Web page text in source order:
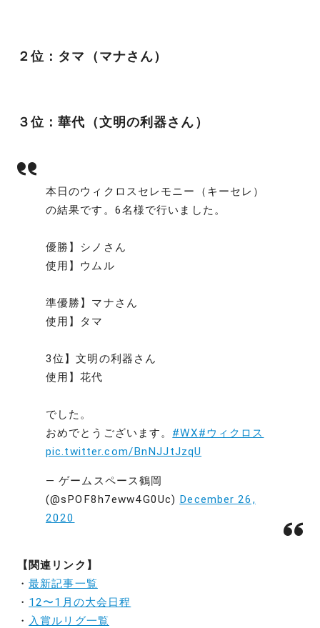
２位：タマ（マナさん）
３位：華代（文明の利器さん）
本日のウィクロスセレモニー（キーセレ）
の結果です。6名様で行いました。
優勝】シノさん
使用】ウムル
準優勝】マナさん
使用】タマ
3位】文明の利器さん
使用】花代
でした。
おめでとうございます。 #WX#ウィクロス
pic.twitter.com/BnNJJtJzqU
— ゲームスペース鶴岡
(@sPOF8h7eww4G0Uc) December 26,
2020
【関連リンク】
・最新記事一覧
・ 12〜1月の大会日程
・ 入賞ルリグ一覧